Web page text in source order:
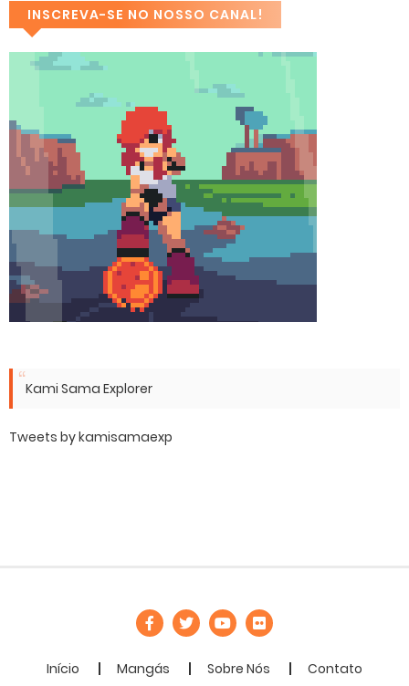
INSCREVA-SE NO NOSSO CANAL!
Kami Sama Explorer
Tweets by kamisamaexp
Início Mangás Sobre Nós Contato